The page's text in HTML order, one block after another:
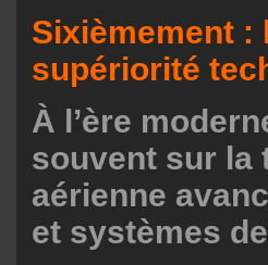
Sixièmement :
supériorité
À l’ère
souvent sur la
aérienne
et systèmes